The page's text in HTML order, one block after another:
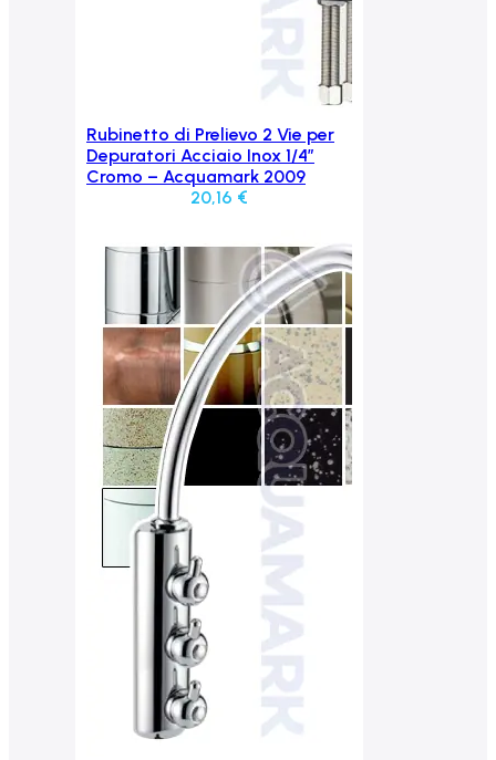
Aggiungi al carrello
Rubinetto di Prelievo 2 Vie per
Depuratori Acciaio Inox 1/4″
Cromo – Acquamark 2009
20,16 €